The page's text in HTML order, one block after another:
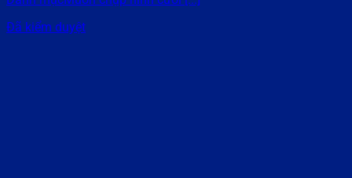
Đã kiểm duyệt